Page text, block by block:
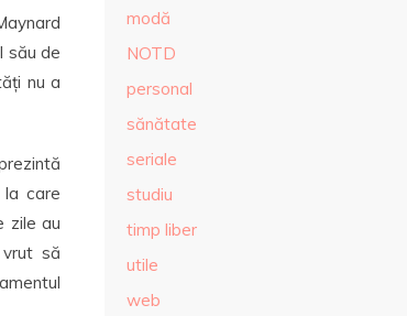
său de
nu a
la care
zile au
să
modă
NOTD
personal
sănătate
seriale
studiu
timp liber
utile
web